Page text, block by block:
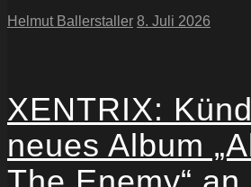
Helmut Ballerstaller 8. Juli 2026
XENTRIX:
neues Album